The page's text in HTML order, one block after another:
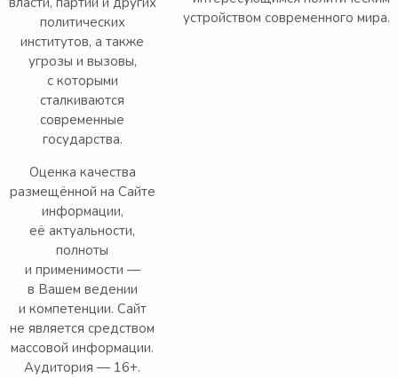
политических
институтов, а также
угрозы и вызовы,
с которыми
сталкиваются
современные
государства.
Оценка качества
размещённой на Сайте
информации,
её актуальности,
полноты
и применимости —
в Вашем ведении
и компетенции. Сайт
не является средством
массовой информации.
Аудитория — 16+.
устройством современного мира.